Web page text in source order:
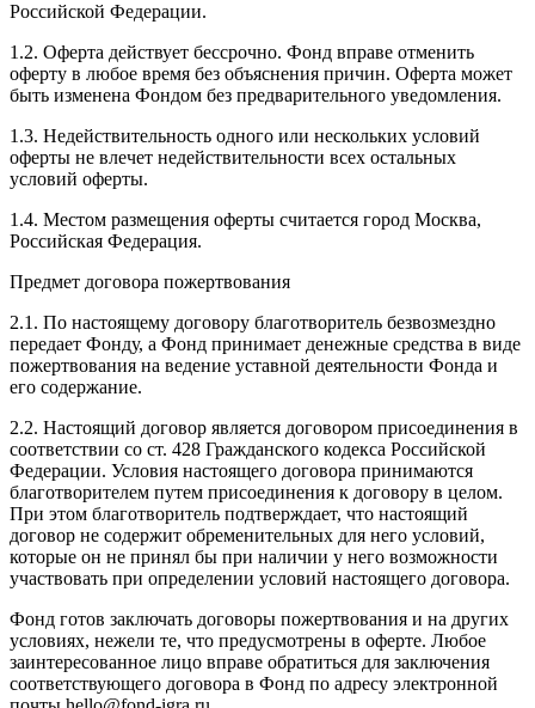
Российской Федерации.
1.2. Оферта действует бессрочно. Фонд вправе отменить
оферту в любое время без объяснения причин. Оферта может
быть изменена Фондом без предварительного уведомления.
1.3. Недействительность одного или нескольких условий
оферты не влечет недействительности всех остальных
условий оферты.
1.4. Местом размещения оферты считается город Москва,
Российская Федерация.
Предмет договора пожертвования
2.1. По настоящему договору благотворитель безвозмездно
передает Фонду, а Фонд принимает денежные средства в виде
пожертвования на ведение уставной деятельности Фонда и
его содержание.
2.2. Настоящий договор является договором присоединения в
соответствии со ст. 428 Гражданского кодекса Российской
Федерации. Условия настоящего договора принимаются
благотворителем путем присоединения к договору в целом.
При этом благотворитель подтверждает, что настоящий
договор не содержит обременительных для него условий,
которые он не принял бы при наличии у него возможности
участвовать при определении условий настоящего договора.
Фонд готов заключать договоры пожертвования и на других
условиях, нежели те, что предусмотрены в оферте. Любое
заинтересованное лицо вправе обратиться для заключения
соответствующего договора в Фонд по адресу электронной